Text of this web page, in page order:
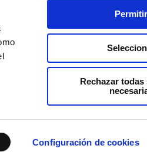
Configuración de cookies
Permitir
Rechazar todas
solo en la web, no en tienda